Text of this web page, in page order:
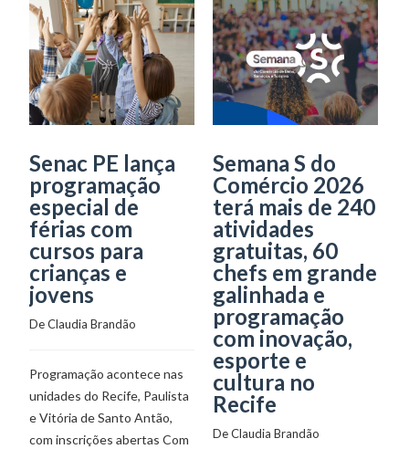
Senac PE lança
programação
especial de
férias com
cursos para
crianças e
jovens
De Claudia Brandão
Programação acontece nas
unidades do Recife, Paulista
e Vitória de Santo Antão,
com inscrições abertas Com
Semana S do
Comércio 2026
terá mais de 240
atividades
gratuitas, 60
chefs em grande
galinhada e
programação
com inovação,
esporte e
cultura no
Recife
De Claudia Brandão